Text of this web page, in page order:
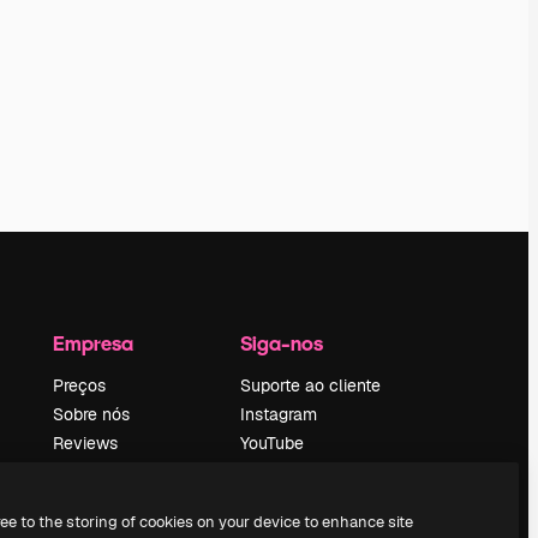
Empresa
Preços
Sobre nós
Reviews
pesquisa
Siga-nos
Suporte ao cliente
Instagram
YouTube
Discord
to the storing of cookies on your device to enhance site